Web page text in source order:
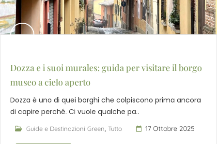
Dozza e i suoi murales: guida per visitare il borgo
museo a cielo aperto
Dozza è uno di quei borghi che colpiscono prima ancora
di capire perché. Ci vuole qualche pa..
Guide e Destinazioni Green, Tutto 17 Ottobre 2025